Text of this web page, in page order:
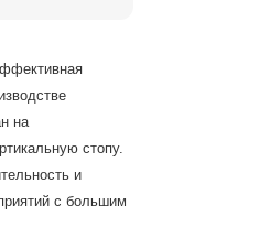
на
стопу.
и
с большим